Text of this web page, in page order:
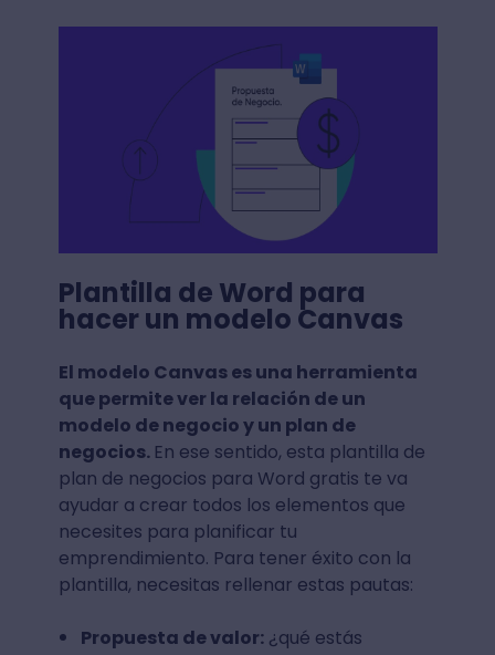
Plantilla de Word para
hacer un modelo Canvas
El modelo Canvas es una herramienta
que permite ver la relación de un
modelo de negocio y un plan de
negocios. En ese sentido, esta plantilla de
plan de negocios para Word gratis te va
ayudar a crear todos los elementos que
necesites para planificar tu
emprendimiento. Para tener éxito con la
plantilla, necesitas rellenar estas pautas:
Propuesta de valor:¿qué estás